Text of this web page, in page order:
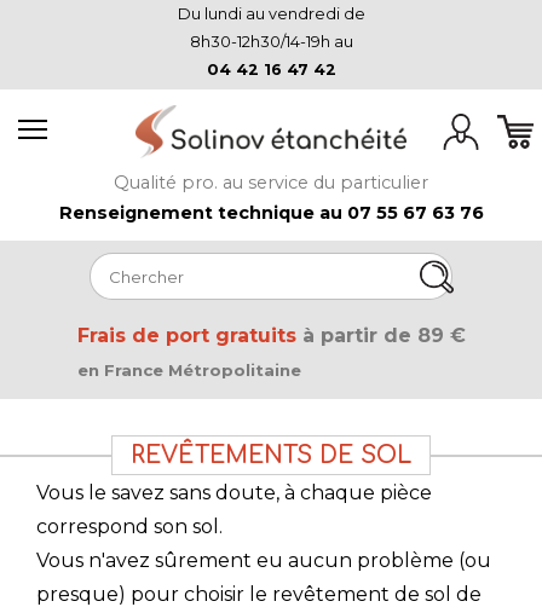
Du lundi au vendredi de
8h30-12h30/14-19h au
04 42 16 47 42
Qualité pro. au service du particulier
Renseignement technique au 07 55 67 63 76
Frais de port gratuitsà partir de 89 €
en France Métropolitaine
REVÊTEMENTS DE SOL
Vous le savez sans doute, à chaque pièce
correspond son sol.
Vous n'avez sûrement eu aucun problème (ou
presque) pour choisir le revêtement de sol de